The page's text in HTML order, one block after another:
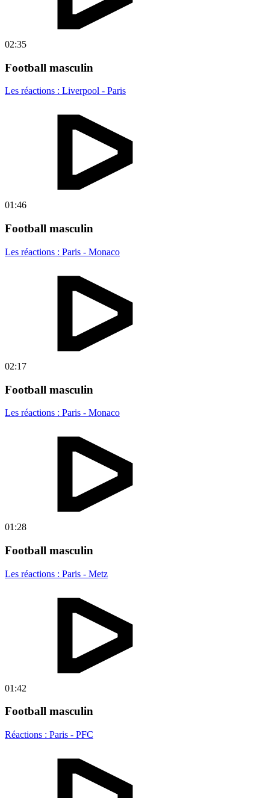
02:35
Football masculin
Les réactions : Liverpool - Paris
01:46
Football masculin
Les réactions : Paris - Monaco
02:17
Football masculin
Les réactions : Paris - Monaco
01:28
Football masculin
Les réactions : Paris - Metz
01:42
Football masculin
Réactions : Paris - PFC